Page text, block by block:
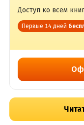
Доступ ко всем
Первые 14 дней